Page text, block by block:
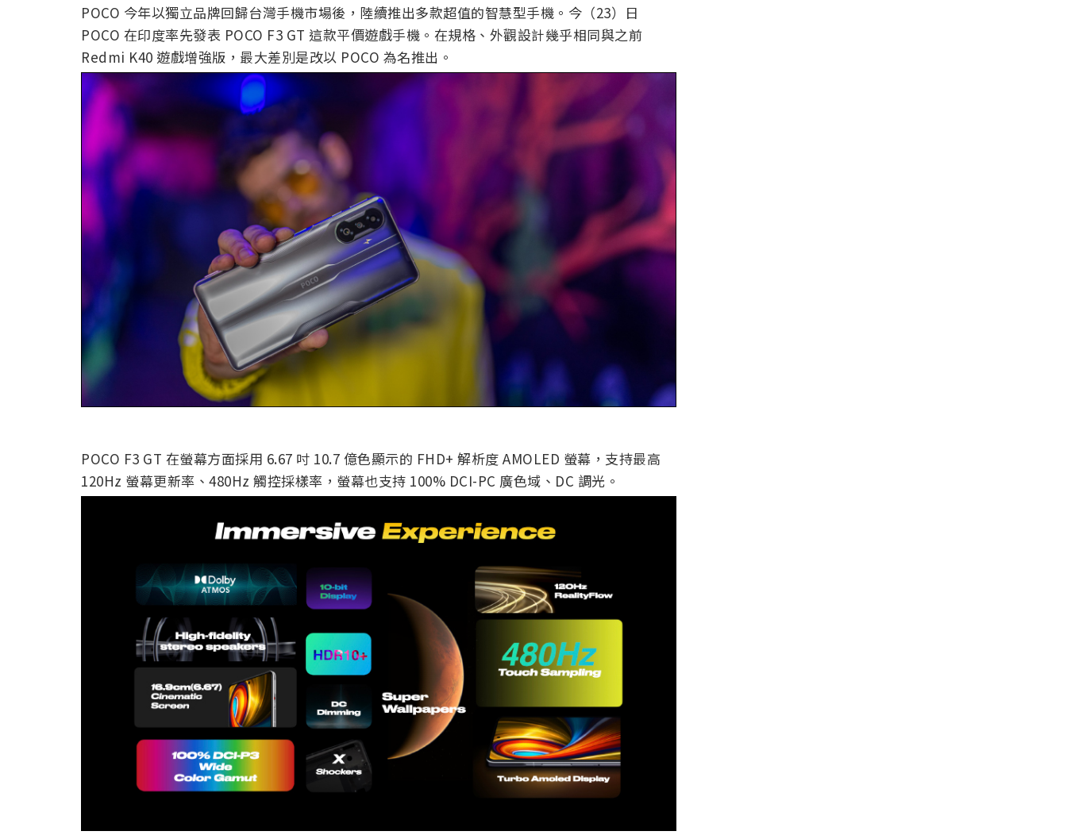
POCO 今年以獨立品牌回歸台灣手機市場後，陸續推出多款超值的智慧型手機。今（23）日
POCO 在印度率先發表 POCO F3 GT 這款平價遊戲手機。在規格、外觀設計幾乎相同與之前
Redmi K40 遊戲增強版，最大差別是改以 POCO 為名推出。
POCO F3 GT 在螢幕方面採用 6.67 吋 10.7 億色顯示的 FHD+ 解析度 AMOLED 螢幕，支持最高
120Hz 螢幕更新率、480Hz 觸控採樣率，螢幕也支持 100% DCI-PC 廣色域、DC 調光。